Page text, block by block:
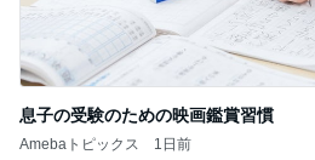
息子の受験のための映画鑑賞習慣
Amebaトピックス 1日前